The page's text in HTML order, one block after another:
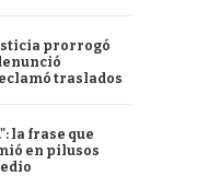
prorrogó
traslados
la frase que
en pilusos